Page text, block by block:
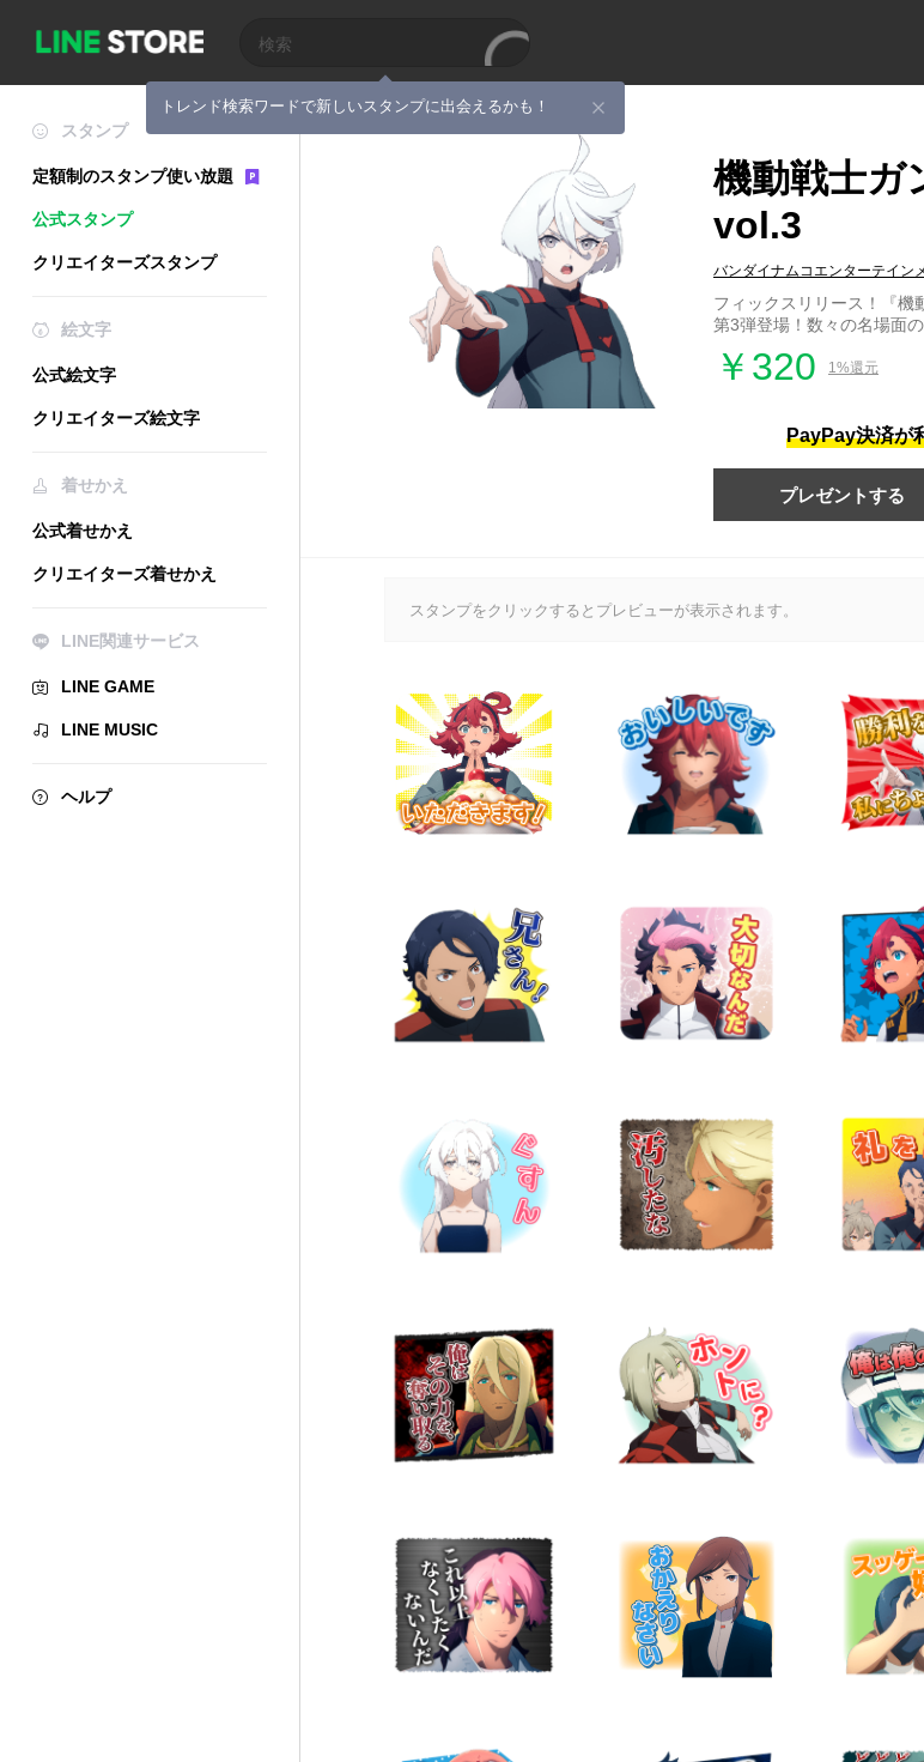
トレンド検索ワードで新しいスタンプに出会えるかも！
スタンプ
定額制のスタンプ使い放題
公式スタンプ
クリエイターズスタンプ
絵文字
公式絵文字
クリエイターズ絵文字
着せかえ
公式着せかえ
クリエイターズ着せかえ
LINE関連サービス
LINE GAME
LINE MUSIC
ヘルプ
機動戦士ガ
vol.3
バンダイナムコエンターテイン
フィックスリリース！『機
第3弾登場！数々の名場面
￥320 1%還元
PayPay決済が
プレゼントする
スタンプをクリックするとプレビューが表示されます。